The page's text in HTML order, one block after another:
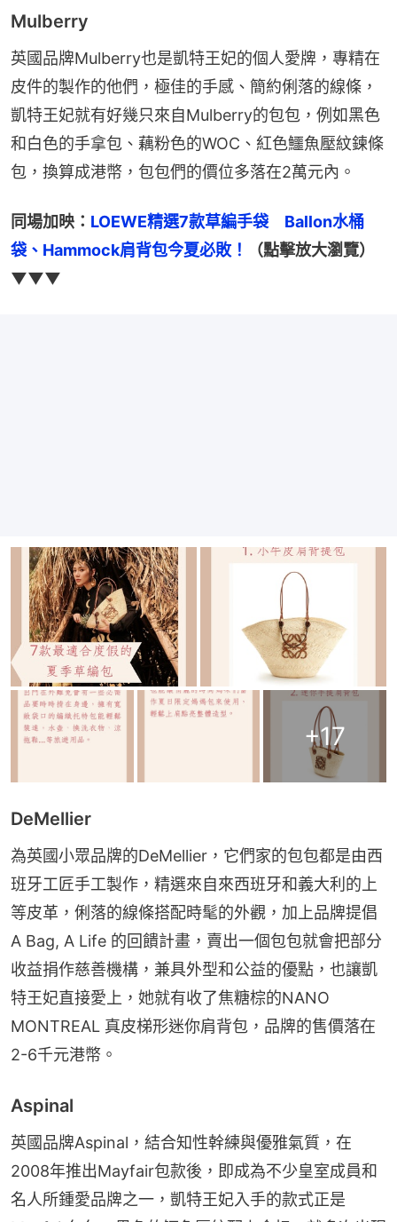
Mulberry
英國品牌Mulberry也是凱特王妃的個人愛牌，專精在
皮件的製作的他們，極佳的手感、簡約俐落的線條，
凱特王妃就有好幾只來自Mulberry的包包，例如黑色
和白色的手拿包、藕粉色的WOC、紅色鱷魚壓紋鍊條
包，換算成港幣，包包們的價位多落在2萬元內。
同場加映： LOEWE精選7款草編手袋　Ballon水桶
袋、Hammock肩背包今夏必敗！
（點擊放大瀏覽）
▼▼▼
+17
DeMellier
為英國小眾品牌的DeMellier，它們家的包包都是由西
班牙工匠手工製作，精選來自來西班牙和義大利的上
等皮革，俐落的線條搭配時髦的外觀，加上品牌提倡
A Bag, A Life 的回饋計畫，賣出一個包包就會把部分
收益捐作慈善機構，兼具外型和公益的優點，也讓凱
特王妃直接愛上，她就有收了焦糖棕的NANO
MONTREAL 真皮梯形迷你肩背包，品牌的售價落在
2-6千元港幣。
Aspinal
英國品牌Aspinal，結合知性幹練與優雅氣質，在
2008年推出Mayfair包款後，即成為不少皇室成員和
名人所鍾愛品牌之一，凱特王妃入手的款式正是